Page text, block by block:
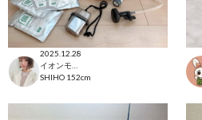
2025.12.28
SHIHO 152cm